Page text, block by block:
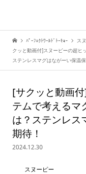
ﾊﾟｰﾌｪｸﾄﾜｰﾙﾄﾞﾄｰｷｮｰ ス
クッと動画付]スヌーピーの超ヒ
ステンレスマグはながーい保温
[サクッと動画
テムで考えるマ
は？ステンレス
期待！
2024.12.30
スヌーピー